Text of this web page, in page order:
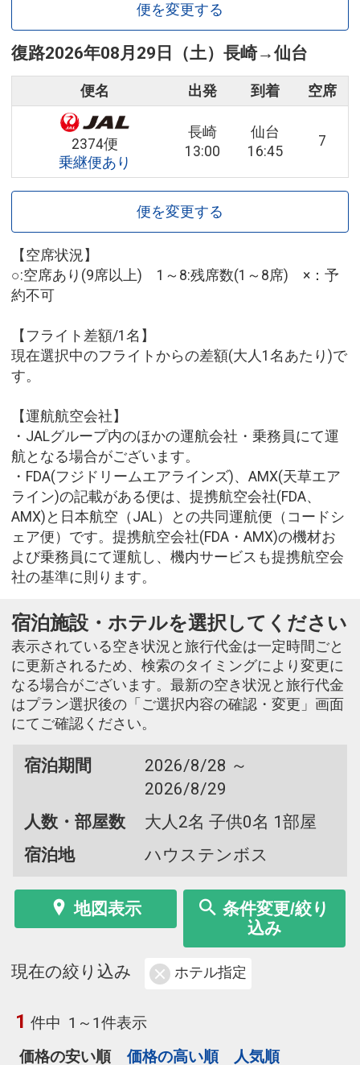
便を変更する
復路2026年08月29日（土） 長崎→仙台
便名 出発 到着 空席
2374便
乗継便あり
長崎
13:00
仙台
16:45
7
便を変更する
【空席状況】
○:空席あり(9席以上) 1～8:残席数(1～8席) ×：予
約不可
【フライト差額/1名】
現在選択中のフライトからの差額(大人1名あたり)で
す。
【運航航空会社】
・JALグループ内のほかの運航会社・乗務員にて運
航となる場合がございます。
・FDA(フジドリームエアラインズ)、AMX(天草エア
ライン)の記載がある便は、提携航空会社(FDA、
AMX)と日本航空（JAL）との共同運航便（コードシ
ェア便）です。提携航空会社(FDA・AMX)の機材お
よび乗務員にて運航し、機内サービスも提携航空会
社の基準に則ります。
宿泊施設・ホテルを選択してください
表示されている空き状況と旅行代金は一定時間ごと
に更新されるため、検索のタイミングにより変更に
なる場合がございます。最新の空き状況と旅行代金
はプラン選択後の「ご選択内容の確認・変更」画面
にてご確認ください。
宿泊期間
2026/8/28 ～
2026/8/29
人数・部屋数
大人2名 子供0名 1部屋
宿泊地
ハウステンボス
地図表示
条件変更/絞り
込み
現在の絞り込み ホテル指定
1 件中 1～1件表示
価格の安い順
価格の高い順 人気順